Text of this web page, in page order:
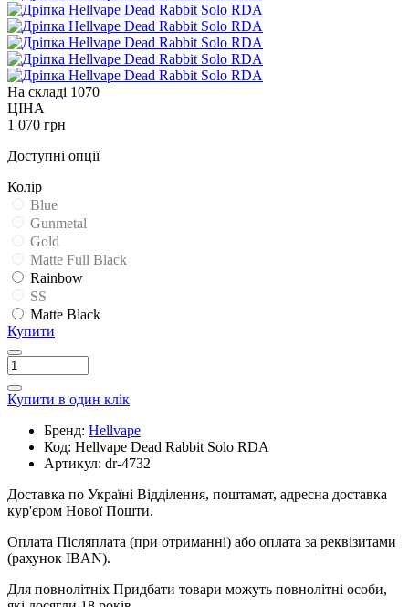
На складі 1070
ЦІНА
1 070 грн
Доступні опції
Колір
Blue
Gunmetal
Gold
Matte Full Black
Rainbow
SS
Matte Black
Купити
Купити в один клік
Бренд: Hellvape
Код: Hellvape Dead Rabbit Solo RDA
Артикул: dr-4732
Доставка по Україні Відділення, поштамат, адресна доставка
кур'єром Нової Пошти.
Оплата Післяплата (при отриманні) або оплата за реквізитами
(рахунок IBAN).
Для повнолітніх Придбати товари можуть повнолітні особи,